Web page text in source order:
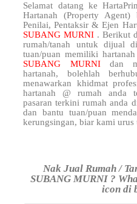
Selamat datang ke
Hartanah (Property Agent)
Penilai, Pentaksir & Ejen
SUBANG MURNI . Berikut
rumah/tanah untuk dijual
tuan/puan memiliki
SUBANG MURNI dan
hartanah, bolehlah
menawarkan khidmat
hartanah @ rumah anda
pasaran terkini rumah anda
dan bantu tuan/puan
kerungsingan, biar kami urus
Nak Jual Rumah /
SUBANG MURNI ?
icon di